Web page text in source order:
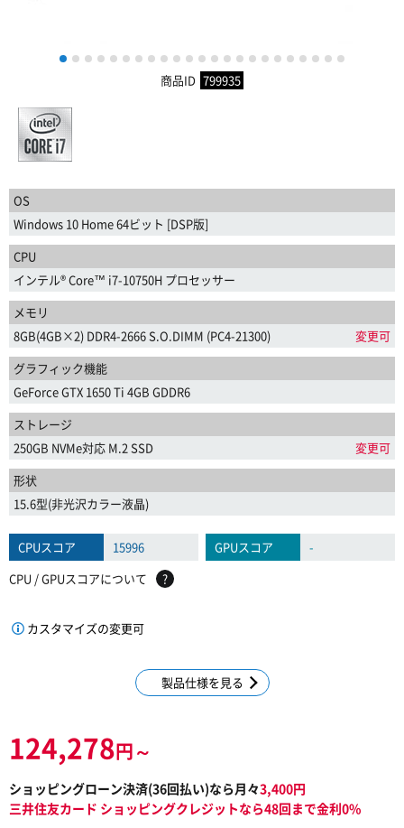
1 2 3 4 5 6 7 8 9 10 11 12 13 14 15 16 17 18 19 20 21 22
商品ID 799935
OS
Windows 10 Home 64ビット [DSP版]
CPU
インテル® Core™ i7-10750H プロセッサー
メモリ
8GB(4GB×2) DDR4-2666 S.O.DIMM (PC4-21300)
変更可
グラフィック機能
GeForce GTX 1650 Ti 4GB GDDR6
ストレージ
250GB NVMe対応 M.2 SSD
変更可
形状
15.6型(非光沢カラー液晶)
CPUスコア 15996 GPUスコア
-
CPU / GPUスコアについて
?
カスタマイズの変更可
製品仕様を見る
124,278円～
ショッピングローン決済(36回払い)なら月々3,400円
三井住友カード ショッピングクレジットなら48回まで金利0%